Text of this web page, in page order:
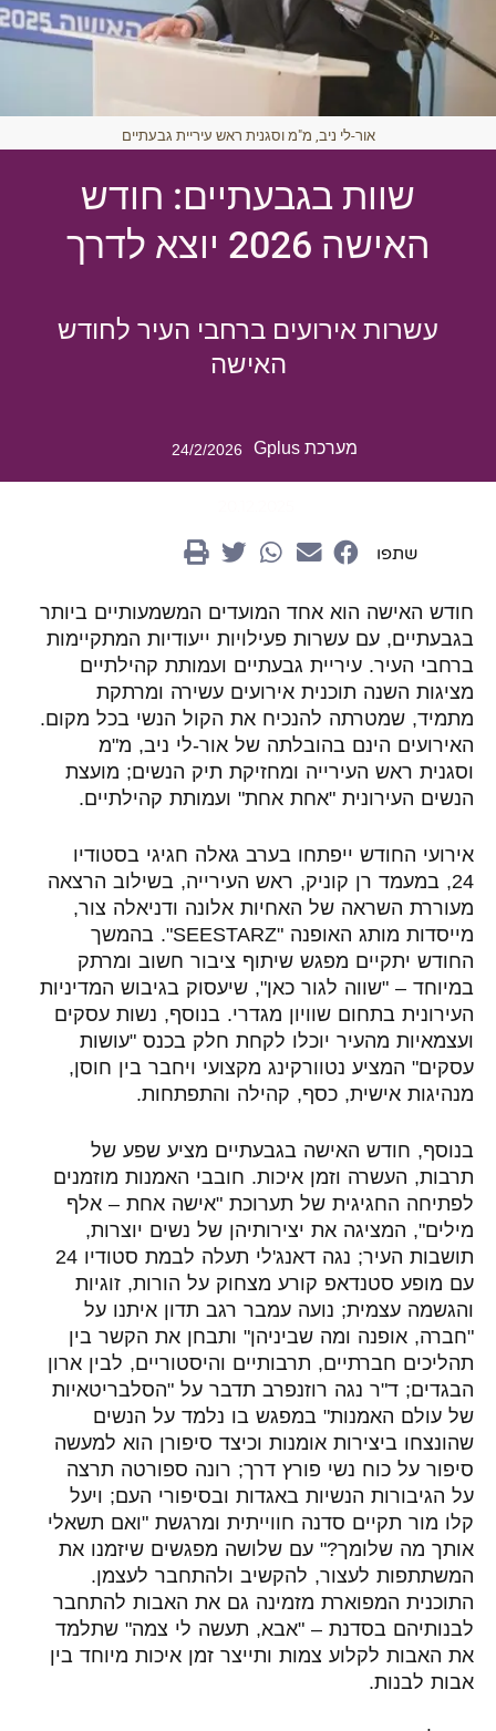
אור-לי ניב, מ"מ וסגנית ראש עיריית גבעתיים
שוות בגבעתיים: חודש
האישה 2026 יוצא לדרך
עשרות אירועים ברחבי העיר לחודש
האישה
מערכת Gplus 24/2/2026
שתפו
חודש האישה הוא אחד המועדים המשמעותיים ביותר
בגבעתיים, עם עשרות פעילויות ייעודיות המתקיימות
ברחבי העיר. עיריית גבעתיים ועמותת קהילתיים
מציגות השנה תוכנית אירועים עשירה ומרתקת
מתמיד, שמטרתה להנכיח את הקול הנשי בכל מקום.
האירועים הינם בהובלתה של אור-לי ניב, מ"מ
וסגנית ראש העירייה ומחזיקת תיק הנשים; מועצת
הנשים העירונית "אחת אחת" ועמותת קהילתיים.
אירועי החודש ייפתחו בערב גאלה חגיגי בסטודיו
24, במעמד רן קוניק, ראש העירייה, בשילוב הרצאה
מעוררת השראה של האחיות אלונה ודניאלה צור,
מייסדות מותג האופנה "SEESTARZ". בהמשך
החודש יתקיים מפגש שיתוף ציבור חשוב ומרתק
במיוחד – "שווה לגור כאן", שיעסוק בגיבוש המדיניות
העירונית בתחום שוויון מגדרי. בנוסף, נשות עסקים
ועצמאיות מהעיר יוכלו לקחת חלק בכנס "עושות
עסקים" המציע נטוורקינג מקצועי ויחבר בין חוסן,
מנהיגות אישית, כסף, קהילה והתפתחות.
בנוסף, חודש האישה בגבעתיים מציע שפע של
תרבות, העשרה וזמן איכות. חובבי האמנות מוזמנים
לפתיחה החגיגית של תערוכת "אישה אחת – אלף
מילים", המציגה את יצירותיהן של נשים יוצרות,
תושבות העיר; נגה דאנג'לי תעלה לבמת סטודיו 24
עם מופע סטנדאפ קורע מצחוק על הורות, זוגיות
והגשמה עצמית; נועה עמבר רגב תדון איתנו על
"חברה, אופנה ומה שביניהן" ותבחן את הקשר בין
תהליכים חברתיים, תרבותיים והיסטוריים, לבין ארון
הבגדים; ד"ר נגה רוזנפרב תדבר על "הסלבריטאיות
של עולם האמנות" במפגש בו נלמד על הנשים
שהונצחו ביצירות אומנות וכיצד סיפורן הוא למעשה
סיפור על כוח נשי פורץ דרך; רונה ספורטה תרצה
על הגיבורות הנשיות באגדות ובסיפורי העם; ויעל
קלו מור תקיים סדנה חווייתית ומרגשת "ואם תשאלי
אותך מה שלומך?" עם שלושה מפגשים שיזמנו את
המשתתפות לעצור, להקשיב ולהתחבר לעצמן.
התוכנית המפוארת מזמינה גם את האבות להתחבר
לבנותיהם בסדנת – "אבא, תעשה לי צמה" שתלמד
את האבות לקלוע צמות ותייצר זמן איכות מיוחד בין
אבות לבנות.